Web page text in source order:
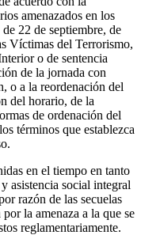
amenazados en los
22 de septiembre, de
Víctimas del Terrorismo,
o de sentencia
de la jornada con
o a la reordenación del
del horario, de la
de ordenación del
términos que establezca
en el tiempo en tanto
asistencia social integral
razón de las secuelas
la amenaza a la que se
reglamentariamente.